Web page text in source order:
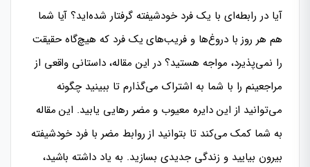
آیا در رابطه‌ای با یک فرد خودشیفته گرفتار شده‌اید؟ آیا شما
هم هر روز با دروغ‌ها و فریب‌های یک فرد که هیچ‌گاه حقیقت
را نمی‌پذیرد، مواجه هستید؟ در این مقاله، داستانی واقعی از
مراجعینم را با شما به اشتراک می‌گذارم تا ببینید چگونه
می‌توانید از این دایره معیوب و مضر رهایی یابید. این مقاله
به شما کمک می‌کند تا بتوانید از روابط مضر با فرد خودشیفته
بیرون بیایید و زندگی جدیدی بسازید. به یاد داشته باشید،